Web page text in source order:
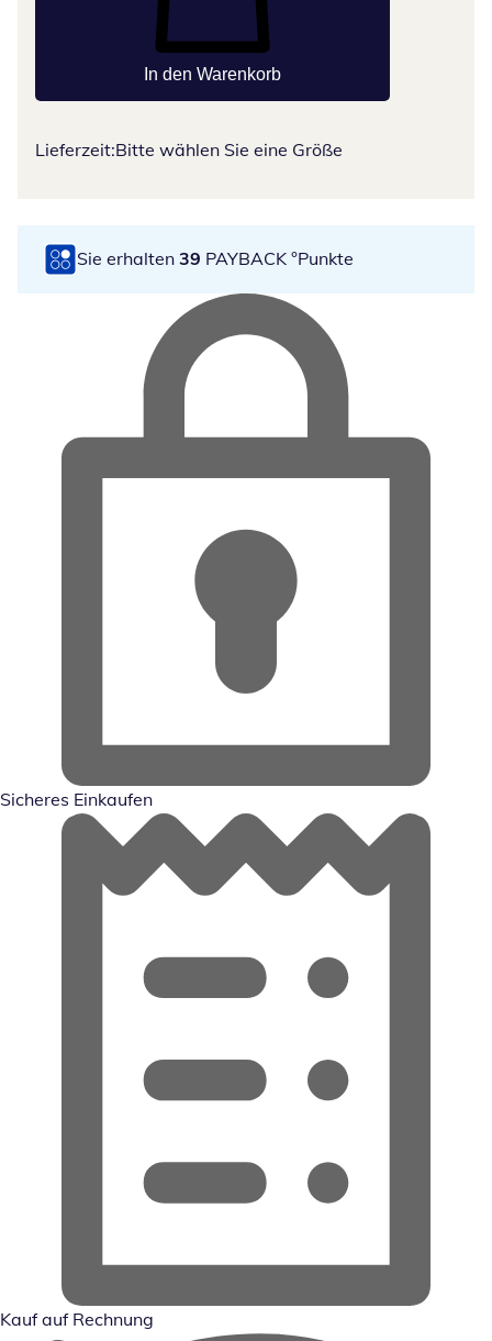
In den Warenkorb
Lieferzeit:Bitte wählen Sie eine Größe
Sie erhalten 39 PAYBACK °Punkte
Sicheres Einkaufen
Kauf auf Rechnung